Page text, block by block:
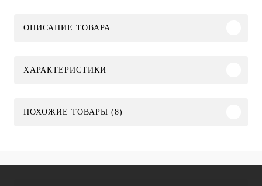
ОПИСАНИЕ ТОВАРА
ХАРАКТЕРИСТИКИ
ПОХОЖИЕ ТОВАРЫ (8)